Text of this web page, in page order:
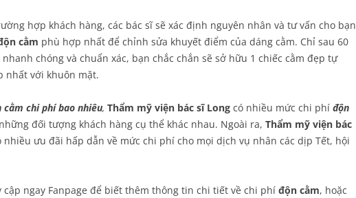
hợp khách hàng, các bác sĩ sẽ xác định nguyên nhân và tư vấn cho bạn
cằm phù hợp nhất để chỉnh sửa khuyết điểm của dáng cằm. Chỉ sau 60
chóng và chuẩn xác, bạn chắc chắn sẽ sở hữu 1 chiếc cằm đẹp tự
nhất với khuôn mặt.
cằm chi phí bao nhiêu, Thẩm mỹ viện bác sĩ Long có nhiều mức chi phí độn
đối tượng khách hàng cụ thể khác nhau. Ngoài ra, Thẩm mỹ viện bác
nhiều ưu đãi hấp dẫn về mức chi phí cho mọi dịch vụ nhân các dịp Tết, hội
cập ngay Fanpage để biết thêm thông tin chi tiết về chi phí độn cằm, hoặc